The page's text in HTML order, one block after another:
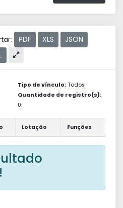
PDF XLS
JSON
Tipo de vínculo: Todos
Quantidade de registro(s):
0
Lotação Funções